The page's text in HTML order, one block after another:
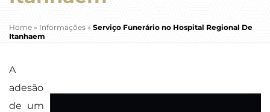
Home » Informações » Serviço Funerário no Hospital Regional De
Itanhaem
A
adesão
de um